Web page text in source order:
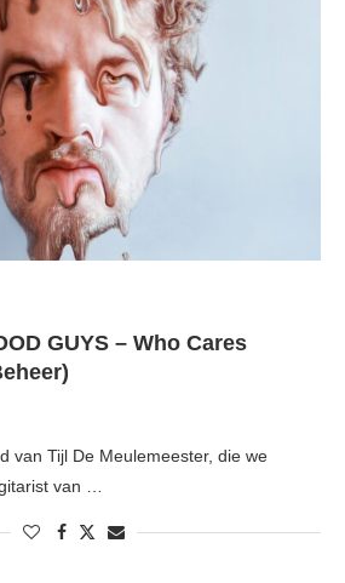
GUYS – Who Cares
van Tijl De Meulemeester, die we
van …